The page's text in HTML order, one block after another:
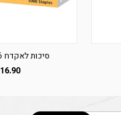
סיכות לאקדח 6 מ”מ 13/6
16.90